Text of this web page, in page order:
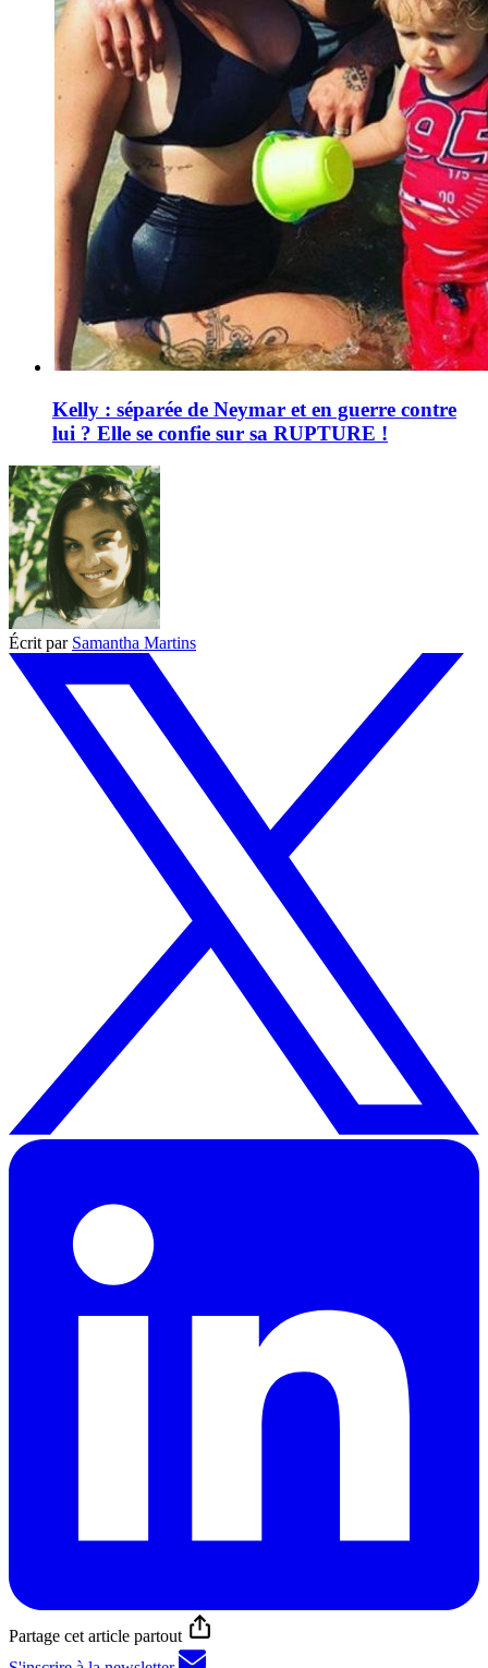
Kelly : séparée de Neymar et en guerre contre
lui ? Elle se confie sur sa RUPTURE !
Écrit par Samantha Martins
Partage cet article partout